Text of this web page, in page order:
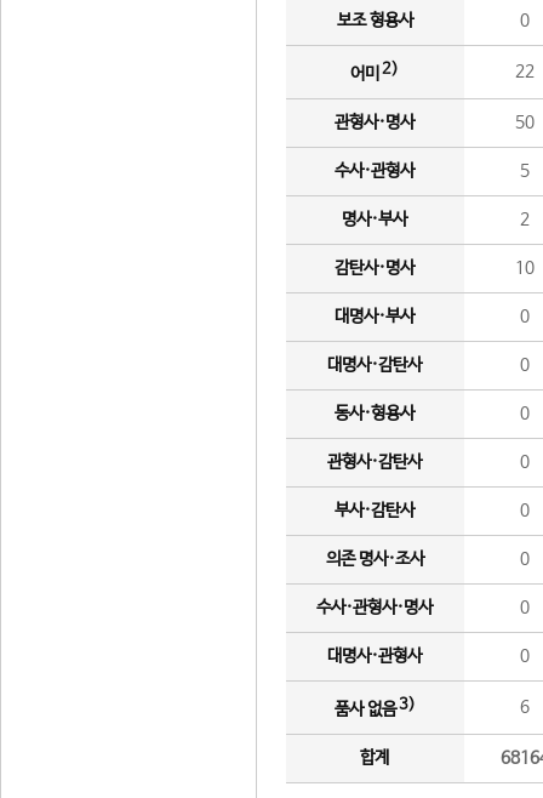
보조 형용사 0
어미 2) 22
관형사·명사 50
수사·관형사 5
명사·부사 2
감탄사·명사 10
대명사·부사 0
대명사·감탄사 0
동사·형용사 0
관형사·감탄사 0
부사·감탄사 0
의존 명사·조사 0
수사·관형사·명사 0
대명사·관형사 0
품사 없음3) 6
합계